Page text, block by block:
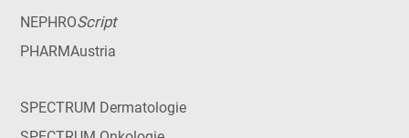
NEPHROScript
PHARMAustria
SPECTRUM Dermatologie